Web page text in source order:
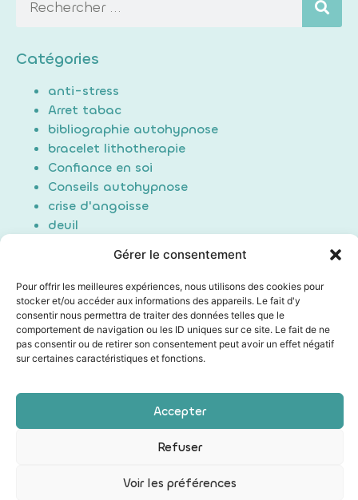
Gérer le consentement
Pour offrir les meilleures expériences, nous utilisons des cookies pour
stocker et/ou accéder aux informations des appareils. Le fait d'y
consentir nous permettra de traiter des données telles que le
comportement de navigation ou les ID uniques sur ce site. Le fait de ne
pas consentir ou de retirer son consentement peut avoir un effet négatif
sur certaines caractéristiques et fonctions.
Accepter
Refuser
Voir les préférences
Catégories
anti-stress
Arret tabac
bibliographie autohypnose
bracelet lithotherapie
Confiance en soi
Conseils autohypnose
crise d'angoisse
deuil
Formation Auto-hypnose
hypnose
maigrir / perte de poids
Non classé
poids du passé
Sommeil/Dormir
Technique d'induction
Conditions générales de vente
La Web Fabrik| Création web et SEO